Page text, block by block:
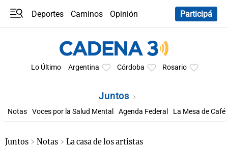
Deportes Caminos
Opinión
Participá
Lo Último Argentina Córdoba Rosario
Juntos
Notas Voces por la Salud Mental Agenda Federal La Mesa de Café
Juntos Notas La casa de los artistas